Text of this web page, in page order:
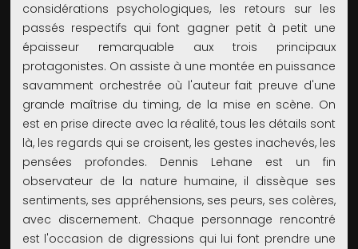
considérations psychologiques, les retours sur les
passés respectifs qui font gagner petit à petit une
épaisseur remarquable aux trois principaux
protagonistes. On assiste à une montée en puissance
savamment orchestrée où l'auteur fait preuve d'une
grande maîtrise du timing, de la mise en scène. On
est en prise directe avec la réalité, tous les détails sont
là, les regards qui se croisent, les gestes inachevés, les
pensées profondes. Dennis Lehane est un fin
observateur de la nature humaine, il dissèque ses
sentiments, ses appréhensions, ses peurs, ses colères,
avec discernement. Chaque personnage rencontré
est l'occasion de digressions qui lui font prendre une